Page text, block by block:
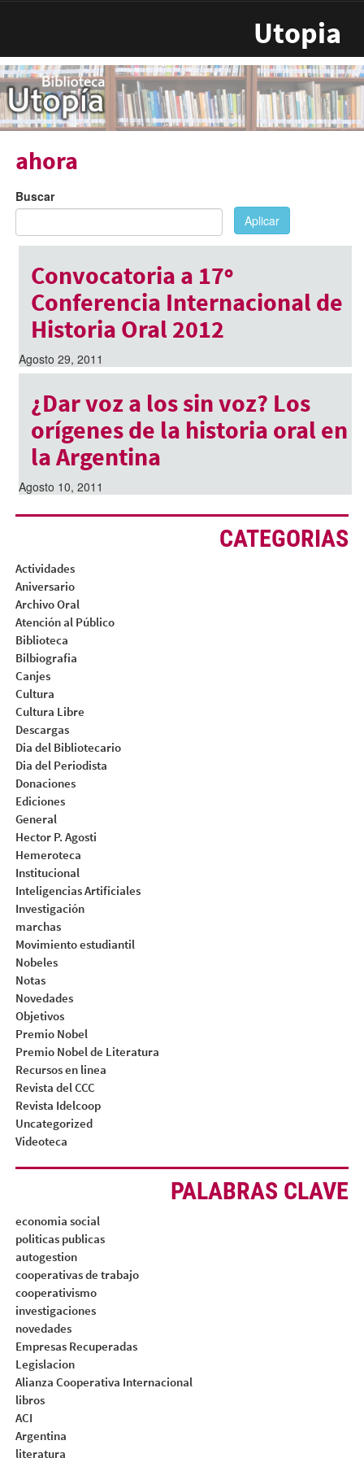
Utopia
ahora
Buscar
Aplicar
Convocatoria a 17º
Conferencia Internacional de
Historia Oral 2012
Agosto 29, 2011
¿Dar voz a los sin voz? Los
orígenes de la historia oral en
la Argentina
Agosto 10, 2011
CATEGORIAS
Actividades
Aniversario
Archivo Oral
Atención al Público
Biblioteca
Bilbiografia
Canjes
Cultura
Cultura Libre
Descargas
Dia del Bibliotecario
Dia del Periodista
Donaciones
Ediciones
General
Hector P. Agosti
Hemeroteca
Institucional
Inteligencias Artificiales
Investigación
marchas
Movimiento estudiantil
Nobeles
Notas
Novedades
Objetivos
Premio Nobel
Premio Nobel de Literatura
Recursos en linea
Revista del CCC
Revista Idelcoop
Uncategorized
Videoteca
PALABRAS CLAVE
economia social
politicas publicas
autogestion
cooperativas de trabajo
cooperativismo
investigaciones
novedades
Empresas Recuperadas
Legislacion
Alianza Cooperativa Internacional
libros
ACI
Argentina
literatura